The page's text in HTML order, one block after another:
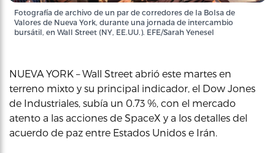
Fotografía de archivo de un par de corredores de la Bolsa de
Valores de Nueva York, durante una jornada de intercambio
bursátil, en Wall Street (NY, EE.UU.). EFE/Sarah Yenesel
NUEVA YORK – Wall Street abrió este martes en
terreno mixto y su principal indicador, el Dow Jones
de Industriales, subía un 0.73 %, con el mercado
atento a las acciones de SpaceX y a los detalles del
acuerdo de paz entre Estados Unidos e Irán.